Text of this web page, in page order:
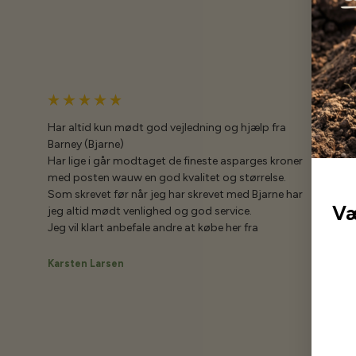
Har altid kun mødt god vejledning og hjælp fra
Barney (Bjarne)
Har lige i går modtaget de fineste asparges kroner
med posten wauw en god kvalitet og størrelse.
Som skrevet før når jeg har skrevet med Bjarne har
jeg altid mødt venlighed og god service.
Jeg vil klart anbefale andre at købe her fra
Karsten Larsen